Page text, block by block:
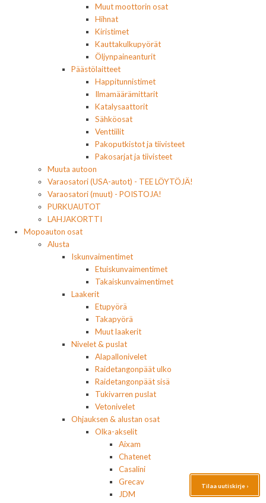
Muut moottorin osat
Hihnat
Kiristimet
Kauttakulkupyörät
Öljynpaineanturit
Päästölaitteet
Happitunnistimet
Ilmamäärämittarit
Katalysaattorit
Sähköosat
Venttiilit
Pakoputkistot ja tiivisteet
Pakosarjat ja tiivisteet
Muuta autoon
Varaosatori (USA-autot) - TEE LÖYTÖJÄ!
Varaosatori (muut) - POISTOJA!
PURKUAUTOT
LAHJAKORTTI
Mopoauton osat
Alusta
Iskunvaimentimet
Etuiskunvaimentimet
Takaiskunvaimentimet
Laakerit
Etupyörä
Takapyörä
Muut laakerit
Nivelet & puslat
Alapallonivelet
Raidetangonpäät ulko
Raidetangonpäät sisä
Tukivarren puslat
Vetonivelet
Ohjauksen & alustan osat
Olka-akselit
Aixam
Chatenet
Casalini
Grecav
JDM
Tilaa uutiskirje ›